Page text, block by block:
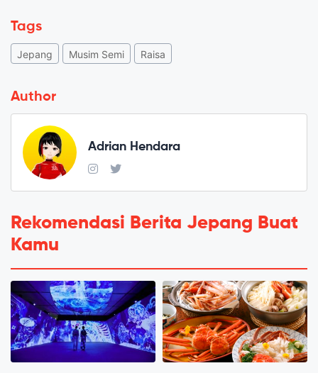
Tags
Jepang Musim Semi Raisa
Author
Adrian Hendara
Rekomendasi Berita Jepang Buat
Kamu